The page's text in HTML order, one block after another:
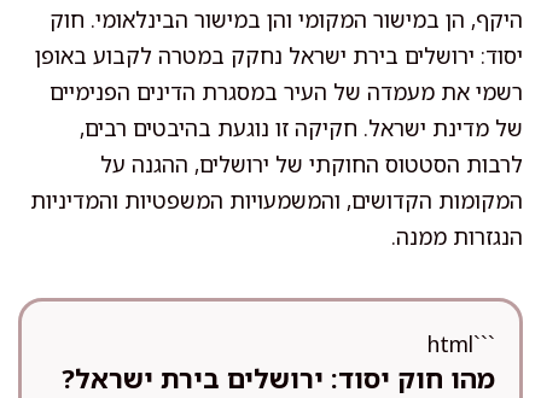
היקף, הן במישור המקומי והן במישור הבינלאומי. חוק
יסוד: ירושלים בירת ישראל נחקק במטרה לקבוע באופן
רשמי את מעמדה של העיר במסגרת הדינים הפנימיים
של מדינת ישראל. חקיקה זו נוגעת בהיבטים רבים,
לרבות הסטטוס החוקתי של ירושלים, ההגנה על
המקומות הקדושים, והמשמעויות המשפטיות והמדיניות
הנגזרות ממנה.
```html
מהו חוק יסוד: ירושלים בירת ישראל?